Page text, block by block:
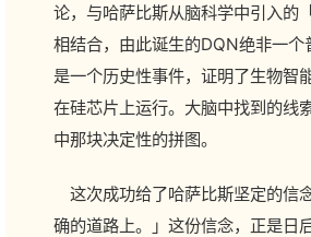
论，与哈萨比斯从脑科学中引入的
相结合，由此诞生的DQN绝非一个
是一个历史性事件，证明了生物智
在硅芯片上运行。大脑中找到的线
中那块决定性的拼图。
这次成功给了哈萨比斯坚定的信
确的道路上。」这份信念，正是日